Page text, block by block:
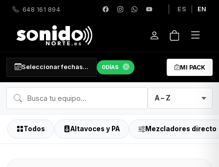
648 161 894 ES EN
Seleccionar fechas... 0DÍAS MI PACK
Todos Altavoces y PA Mezcladores directo